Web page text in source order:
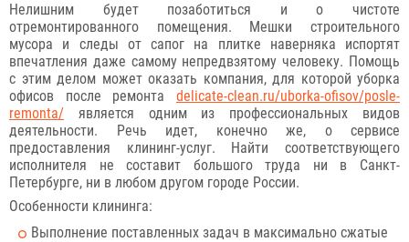
Нелишним будет позаботиться и о чистоте
отремонтированного помещения. Мешки строительного
мусора и следы от сапог на плитке наверняка испортят
впечатления даже самому непредвзятому человеку. Помощь
с этим делом может оказать компания, для которой уборка
офисов после ремонта delicate-clean.ru/uborka-ofisov/posle-
remonta/ является одним из профессиональных видов
деятельности. Речь идет, конечно же, о сервисе
предоставления клининг-услуг. Найти соответствующего
исполнителя не составит большого труда ни в Санкт-
Петербурге, ни в любом другом городе России.
Особенности клининга:
Выполнение поставленных задач в максимально сжатые